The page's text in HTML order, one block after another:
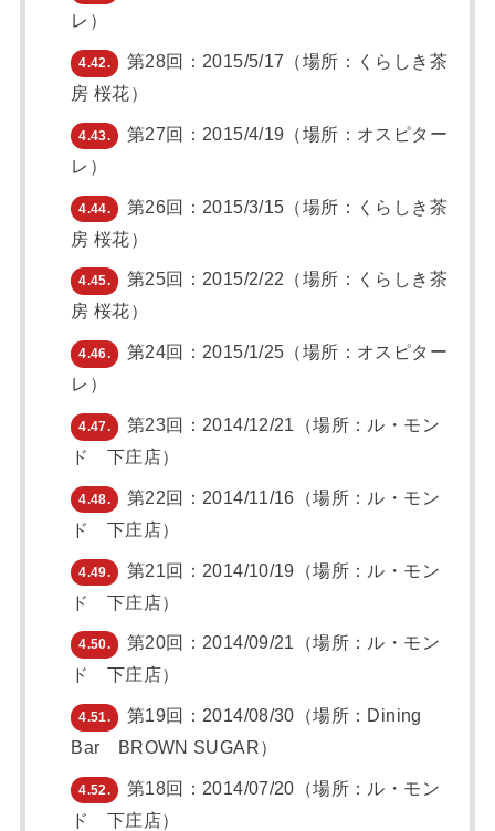
レ）
4.42.
第28回：2015/5/17（場所：くらしき茶
房 桜花）
4.43.
第27回：2015/4/19（場所：オスピター
レ）
4.44.
第26回：2015/3/15（場所：くらしき茶
房 桜花）
4.45.
第25回：2015/2/22（場所：くらしき茶
房 桜花）
4.46.
第24回：2015/1/25（場所：オスピター
レ）
4.47.
第23回：2014/12/21（場所：ル・モン
ド 下庄店）
4.48.
第22回：2014/11/16（場所：ル・モン
ド 下庄店）
4.49.
第21回：2014/10/19（場所：ル・モン
ド 下庄店）
4.50.
第20回：2014/09/21（場所：ル・モン
ド 下庄店）
4.51.
第19回：2014/08/30（場所：Dining
Bar BROWN SUGAR）
4.52.
第18回：2014/07/20（場所：ル・モン
ド 下庄店）